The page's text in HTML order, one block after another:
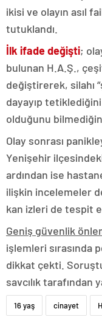
ikisi ve olayın asıl
tutuklandı.
İlk ifade değişti;
bulunan H.A.Ş.,
değiştirerek, silahı
dayayıp
olduğunu
Olay sonrası
Yenişehir
ardından ise
ilişkin incelemeler
kan izleri de tespit
Geniş güvenlik
işlemleri
dikkat çekti.
savcılık tarafından
16 yaş cinayet